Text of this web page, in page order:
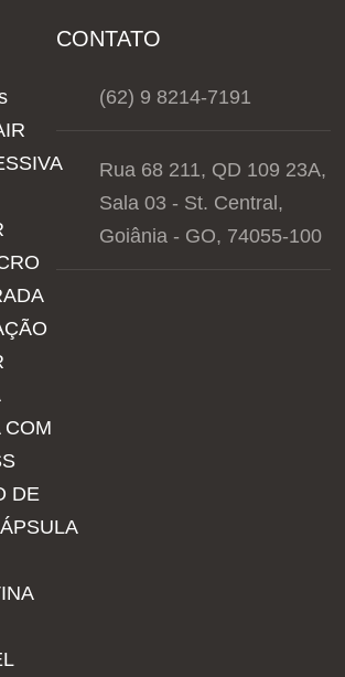
COM
DE
CONTATO
(62) 9 8214-7191
Rua 68 211, QD 109 23A,
Sala 03 - St. Central,
Goiânia - GO, 74055-100